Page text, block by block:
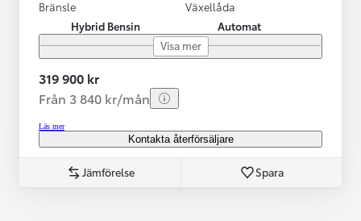
Bränsle
Hybrid Bensin
Växellåda
Automat
Visa mer
319 900 kr
Från 3 840 kr/mån
Läs mer
Kontakta återförsäljare
Jämförelse Spara